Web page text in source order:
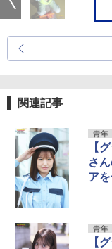
関連記事
青年
【
さ
ア
青年
【